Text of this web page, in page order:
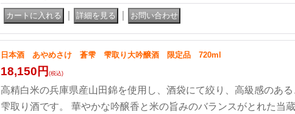
日本酒 あやめさけ 蒼雫 雫取り大吟醸酒 限定品 720ml
18,150円 (税込)
高精白米の兵庫県産山田錦を使用し、酒袋にて絞り、高級感のある
雫取り酒です。 華やかな吟醸香と米の旨みのバランスがとれた当